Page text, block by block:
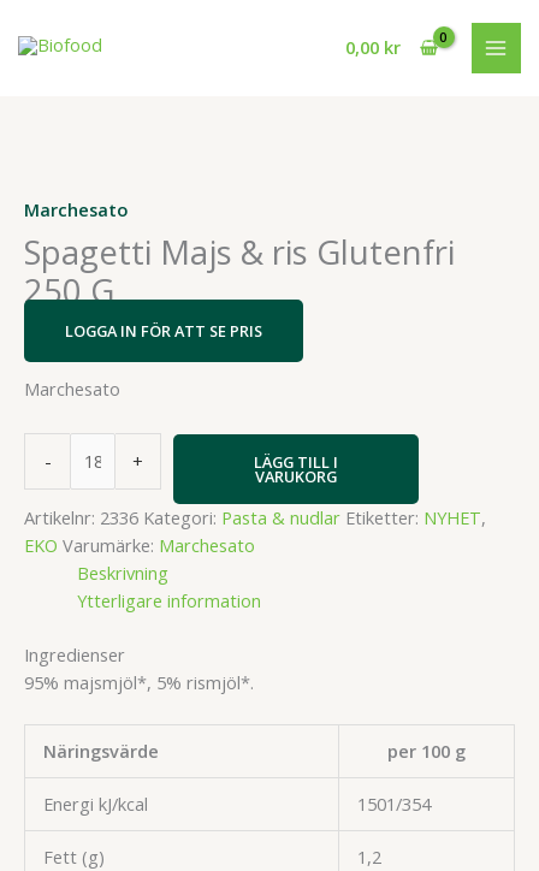
0,00 kr
Marchesato
Spagetti Majs & ris Glutenfri
250 G
LOGGA IN FÖR ATT SE PRIS
Marchesato
-
ris
Glutenfri
+ LÄGG TILL I
VARUKORG
Artikelnr: 2336 Kategori: Pasta & nudlar Etiketter: NYHET,
EKO Varumärke: Marchesato
Beskrivning
Ytterligare information
Ingredienser
95% majsmjöl*, 5% rismjöl*.
Näringsvärde per 100 g
Energi kJ/kcal 1501/354
Fett (g) 1,2